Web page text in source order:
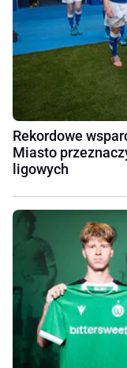
Rekordowe
Miasto
ligowych